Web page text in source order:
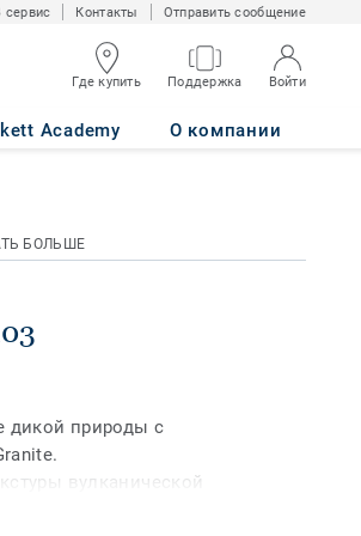
сервис Контакты Отправить сообщение
Где купить Поддержка Войти
Academy О компании
БОЛЬШЕ
дикой природы с
вулканической
которыми